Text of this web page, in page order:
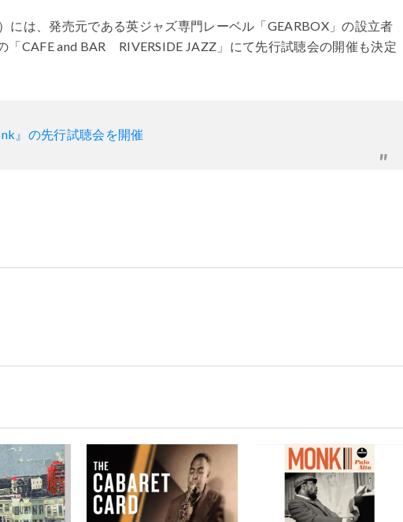
には、発売元である英ジャズ専門レーベル「GEARBOX」の設立者
「CAFE and BAR RIVERSIDE JAZZ」にて先行試聴会の開催も決定
』の先行試聴会を開催